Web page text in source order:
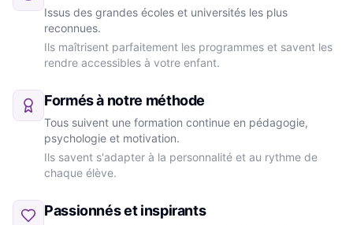
Issus des grandes écoles et universités les plus
reconnues.
Ils maîtrisent parfaitement les programmes et savent les
rendre accessibles à votre enfant.
Formés à notre méthode
Tous suivent une formation continue en pédagogie,
psychologie et motivation.
Ils savent s'adapter à la personnalité et au rythme de
chaque élève.
Passionnés et inspirants